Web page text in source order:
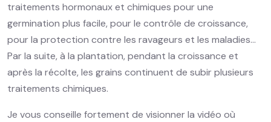
traitements hormonaux et chimiques pour une
germination plus facile, pour le contrôle de croissance,
pour la protection contre les ravageurs et les maladies…
Par la suite, à la plantation, pendant la croissance et
après la récolte, les grains continuent de subir plusieurs
traitements chimiques.
Je vous conseille fortement de visionner la vidéo où